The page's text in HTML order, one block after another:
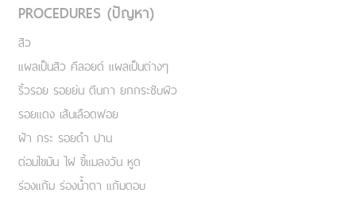
PROCEDURES (ปัญหา)
สิว
แผลเป็นสิว คีลอยด์ แผลเป็นต่างๆ
ริ้วรอย รอยย่น ตีนกา ยกกระชับผิว
รอยแดง เส้นเลือดฟอย
ฝ้า กระ รอยดำ ปาน
ต่อมไขมัน ไฝ ขี้แมลงวัน หูด
ร่องแก้ม ร่องน้ำตา แก้มตอบ